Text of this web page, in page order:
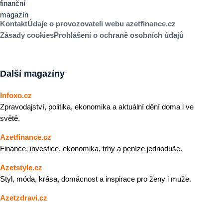
KontaktÚdaje o provozovateli webu azetfinance.cz
Zásady cookiesProhlášení o ochraně osobních údajů
Další magazíny
Infoxo.cz
Zpravodajství, politika, ekonomika a aktuální dění doma i ve
světě.
Azetfinance.cz
Finance, investice, ekonomika, trhy a peníze jednoduše.
Azetstyle.cz
Styl, móda, krása, domácnost a inspirace pro ženy i muže.
Azetzdravi.cz